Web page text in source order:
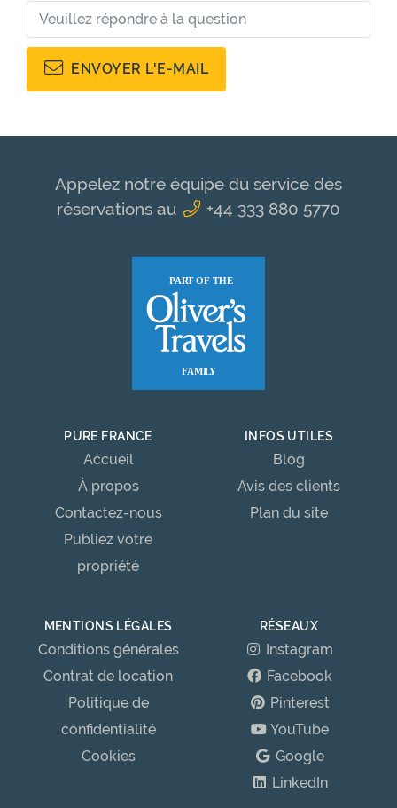
ENVOYER L'E-MAIL
Appelez notre équipe du service des
réservations au
+44 333 880 5770
PURE FRANCE
Accueil
À propos
Contactez-nous
Publiez votre
propriété
INFOS UTILES
Blog
Avis des clients
Plan du site
MENTIONS LÉGALES
Conditions générales
Contrat de location
Politique de
confidentialité
Cookies
RÉSEAUX
Instagram
Facebook
Pinterest
YouTube
Google
LinkedIn